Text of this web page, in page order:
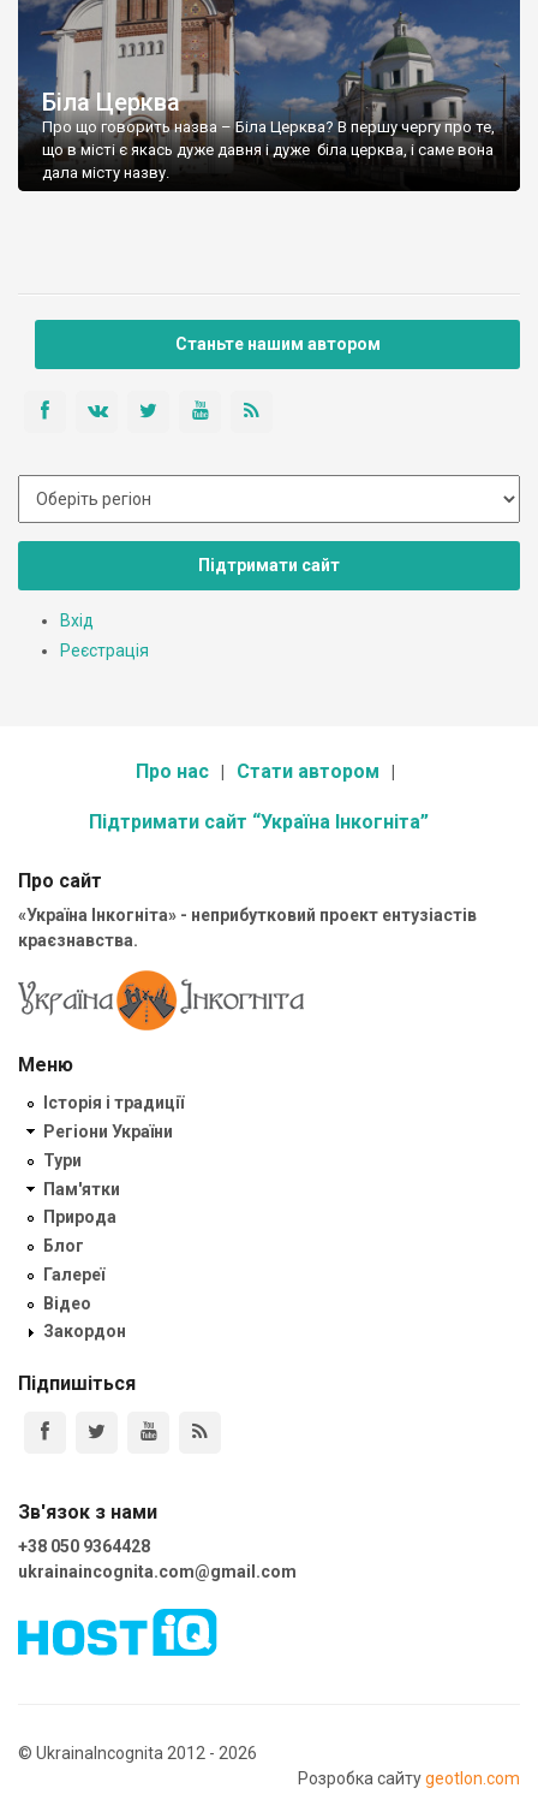
Біла Церква
Про що говорить назва – Біла Церква? В першу чергу про те,
що в місті є якась дуже давня і дуже біла церква, і саме вона
дала місту назву.
Станьте нашим автором
Підтримати сайт
Вхід
Реєстрація
Про нас Стати автором
Підтримати сайт “Україна Інкогніта”
Про сайт
«Україна Інкогніта» - неприбутковий проект ентузіастів
краєзнавства.
Меню
Історія і традиції
Регіони України
Тури
Пам'ятки
Природа
Блог
Галереї
Відео
Закордон
Підпишіться
Зв'язок з нами
+38 050 9364428
ukrainaincognita.com@gmail.com
© UkrainaIncognita 2012 - 2026
Розробка сайтуgeotlon.com